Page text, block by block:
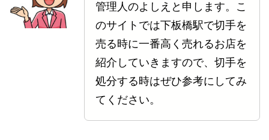
管理人のよしえと申します。こ
のサイトでは下板橋駅で切手を
売る時に一番高く売れるお店を
紹介していきますので、切手を
処分する時はぜひ参考にしてみ
てください。